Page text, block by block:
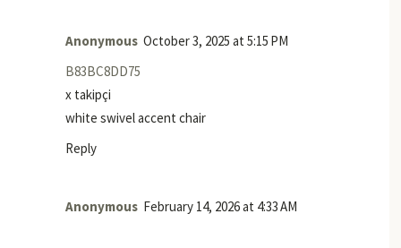
Anonymous October 3, 2025 at 5:15 PM
B83BC8DD75
x takipçi
white swivel accent chair
Reply
Anonymous February 14, 2026 at 4:33 AM